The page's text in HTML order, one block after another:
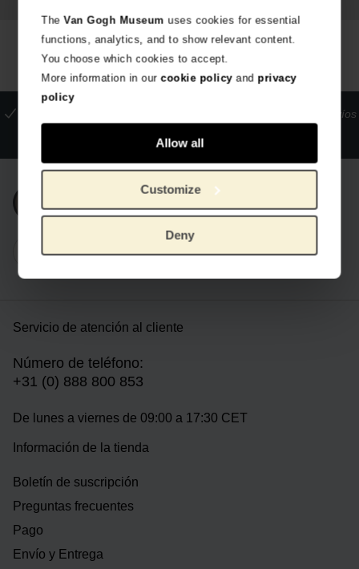
TheVan Gogh Museum uses cookies for essential
functions, analytics, and to show relevant content.
You choose which cookies to accept.
More information in ourcookie policyand privacy
policy
Allow all
Customize
Deny
Envíos
internacionales
Servicio de atención al cliente
Número de teléfono:
+31 (0) 888 800 853
De lunes a viernes de 09:00 a 17:30 CET
Información de la tienda
Boletín de suscripción
Preguntas frecuentes
Pago
Envío y Entrega